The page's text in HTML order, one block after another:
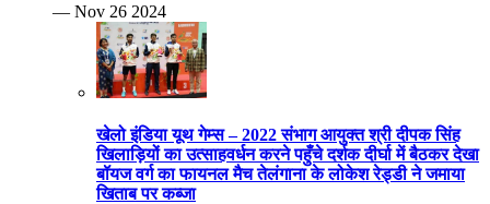
— Nov 26 2024
खेलो इंडिया यूथ गेम्स – 2022 संभाग आयुक्त श्री दीपक सिंह
खिलाड़ियों का उत्साहवर्धन करने पहुँचे दर्शक दीर्घा में बैठकर देखा
बॉयज वर्ग का फायनल मैच तेलंगाना के लोकेश रेड्डी ने जमाया
खिताब पर कब्जा